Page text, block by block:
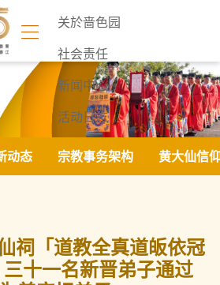
关於啬色园
社会责任
新闻中心
活动日志
联络我们
动态 宗教事务架构 黄大仙信
祠「道教全真道皈依冠
十一名新晋弟子通过